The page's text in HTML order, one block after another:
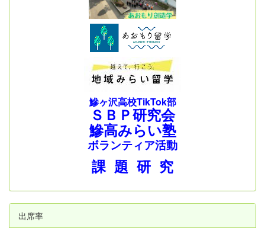
鰺ヶ沢高校TikTok部
ＳＢＰ研究会
鰺高みらい塾
ボランティア活動
課 題 研 究
出席率